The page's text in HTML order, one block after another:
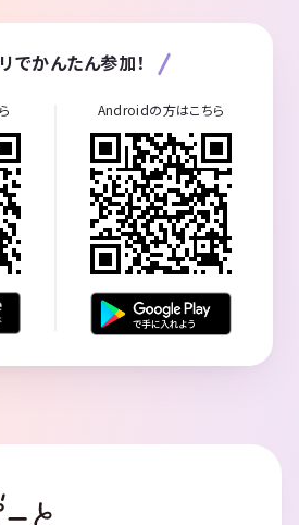
でかんたん参加！
Androidの方はこちら